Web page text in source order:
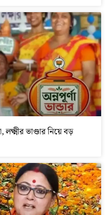
ভাণ্ডার নিয়ে বড়